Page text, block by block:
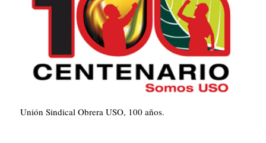
Unión Sindical Obrera USO, 100 años.